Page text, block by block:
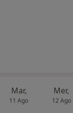
Mar,
11 Ago
Mer,
12 Ago